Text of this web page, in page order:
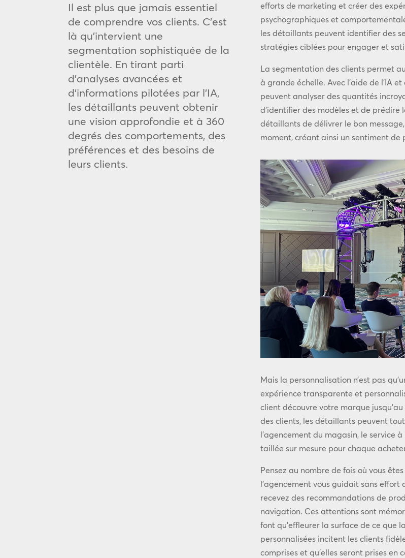
Il est plus que jamais essentiel
de comprendre vos clients. C’est
là qu’intervient une
segmentation sophistiquée de la
clientèle. En tirant parti
d’analyses avancées et
d’informations pilotées par l’IA,
les détaillants peuvent obtenir
une vision approfondie et à 360
degrés des comportements, des
préférences et des besoins de
leurs clients.
efforts de marketing et créer des
psychographiques et
les détaillants peuvent identifier des
stratégies ciblées pour engager et
La segmentation des clients permet
à grande échelle. Avec l’aide de l’IA
peuvent analyser des quantités
d’identifier des modèles et de
détaillants de délivrer le bon
moment, créant ainsi un sentiment de
Mais la personnalisation n’est pas
expérience transparente et
client découvre votre marque
des clients, les détaillants peuvent
l’agencement du magasin, le service
taillée sur mesure pour chaque
Pensez au nombre de fois où vous
l’agencement vous guidait sans effort
recevez des recommandations de
navigation. Ces attentions sont
font qu’effleurer la surface de ce que
personnalisées incitent les clients
comprises et qu’elles seront prises en